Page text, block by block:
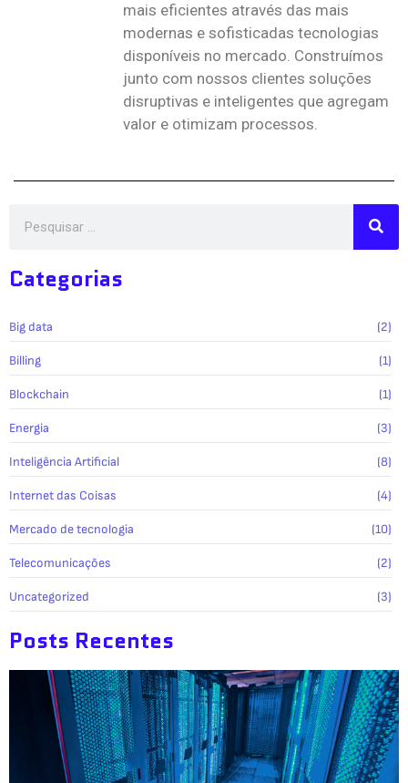
mais eficientes através das mais
modernas e sofisticadas tecnologias
disponíveis no mercado. Construímos
junto com nossos clientes soluções
disruptivas e inteligentes que agregam
valor e otimizam processos.
Categorias
Big data (2)
Billing (1)
Blockchain (1)
Energia (3)
Inteligência Artificial (8)
Internet das Coisas (4)
Mercado de tecnologia (10)
Telecomunicações (2)
Uncategorized (3)
Posts Recentes